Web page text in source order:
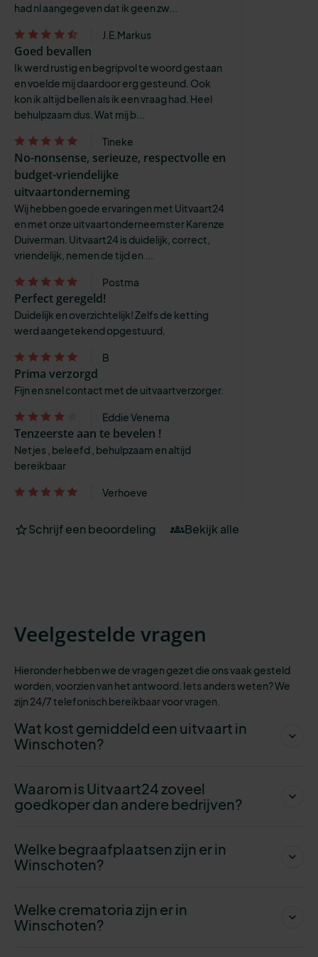
had nl aangegeven dat ik geen zw...
J.E.Markus
Goed bevallen
Ik werd rustig en begripvol te woord gestaan
en voelde mij daardoor erg gesteund. Ook
kon ik altijd bellen als ik een vraag had. Heel
behulpzaam dus. Wat mij b...
Tineke
No-nonsense, serieuze, respectvolle en
budget-vriendelijke
uitvaartonderneming
Wij hebben goede ervaringen met Uitvaart24
en met onze uitvaartonderneemster Karenze
Duiverman. Uitvaart24 is duidelijk, correct,
vriendelijk, nemen de tijd en ...
Postma
Perfect geregeld!
Duidelijk en overzichtelijk! Zelfs de ketting
werd aangetekend opgestuurd.
B
Prima verzorgd
Fijn en snel contact met de uitvaartverzorger.
Eddie Venema
Tenzeerste aan te bevelen !
Netjes , beleefd , behulpzaam en altijd
bereikbaar
Verhoeve
Schrijf een beoordeling Bekijk alle
Veelgestelde vragen
Hieronder hebben we de vragen gezet die ons vaak gesteld
worden, voorzienvan het antwoord. Iets anders weten? We
zijn 24/7 telefonisch bereikbaar voor vragen.
Wat kost gemiddeld een uitvaart in
Winschoten?
Waarom is Uitvaart24 zoveel
goedkoper dan andere bedrijven?
Welke begraafplaatsen zijn er in
Winschoten?
Welke crematoria zijn er in
Winschoten?